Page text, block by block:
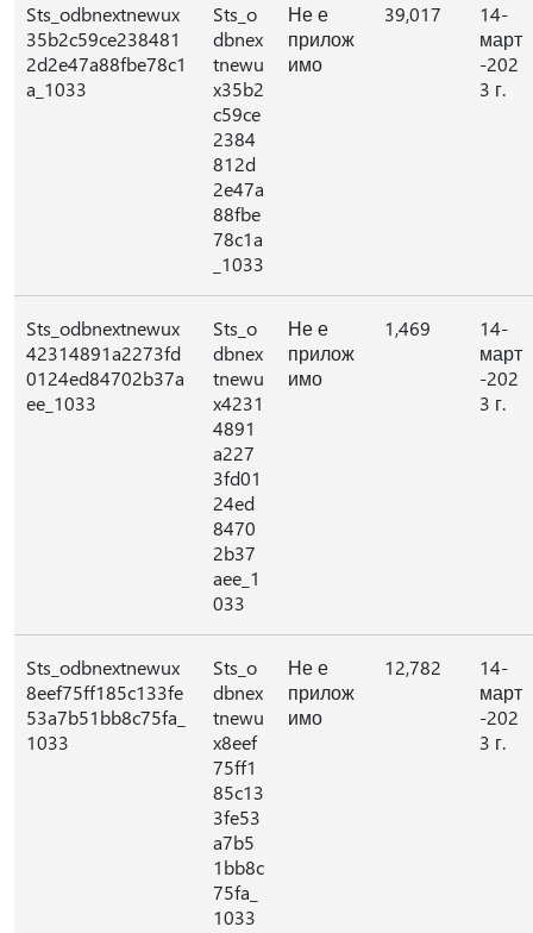
Sts_odbnextnewux
35b2c59ce238481
2d2e47a88fbe78c1
a_1033
Sts_o
dbnex
tnewu
x35b2
c59ce
2384
812d
2e47a
88fbe
78c1a
_1033
Не е
прилож
имо
39,017
14-
март
-202
3 г.
Sts_odbnextnewux
42314891a2273fd
0124ed84702b37a
ee_1033
Sts_o
dbnex
tnewu
x4231
4891
a227
3fd01
24ed
8470
2b37
aee_1
033
Не е
прилож
имо
1,469
14-
март
-202
3 г.
Sts_odbnextnewux
8eef75ff185c133fe
53a7b51bb8c75fa_
1033
Sts_o
dbnex
tnewu
x8eef
75ff1
85c13
3fe53
a7b5
1bb8c
75fa_
1033
Не е
прилож
имо
12,782
14-
март
-202
3 г.